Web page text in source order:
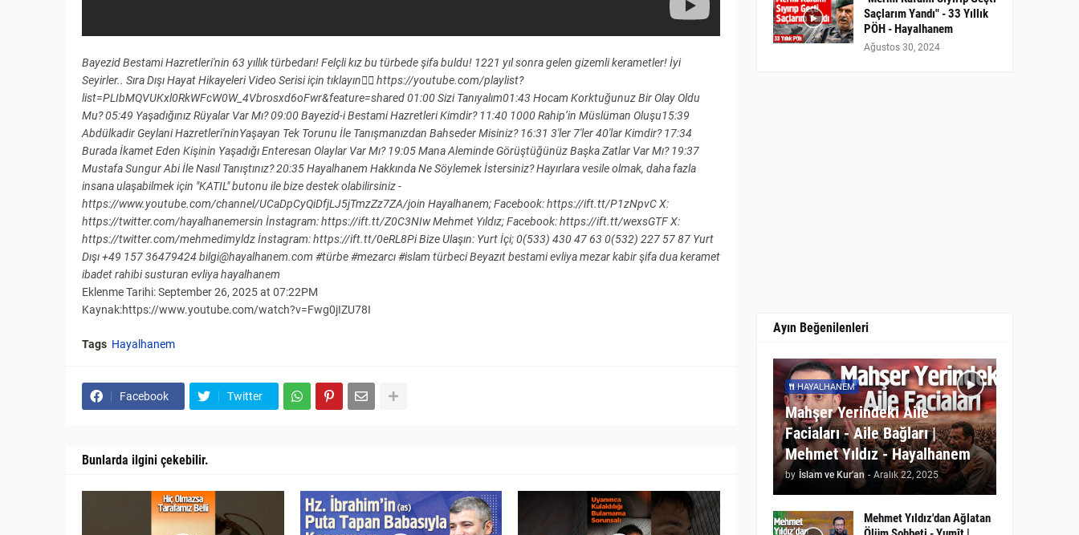
Bayezid Bestami Hazretleri'nin 63 yıllık türbedarı! Felçli kız bu türbede şifa buldu! 1221 yıl sonra gelen gizemli kerametler! İyi
Seyirler.. Sıra Dışı Hayat Hikayeleri Video Serisi için tıklayın👇🏻 https://youtube.com/playlist?
list=PLIbMQVUKxl0RkWFcW0W_4Vbrosxd6oFwr&feature=shared 01:00 Sizi Tanıyalım01:43 Hocam Korktuğunuz Bir Olay Oldu
Mu? 05:49 Yaşadığınız Rüyalar Var Mı? 09:00 Bayezid-i Bestami Hazretleri Kimdir? 11:40 1000 Rahip’in Müslüman Oluşu15:39
Abdülkadir Geylani Hazretleri'ninYaşayan Tek Torunu İle Tanışmanızdan Bahseder Misiniz? 16:31 3'ler 7'ler 40'lar Kimdir? 17:34
Burada İkamet Eden Kişinin Yaşadığı Enteresan Olaylar Var Mı? 19:05 Mana Aleminde Görüştüğünüz Başka Zatlar Var Mı? 19:37
Mustafa Sungur Abi İle Nasıl Tanıştınız? 20:35 Hayalhanem Hakkında Ne Söylemek İstersiniz? Hayırlara vesile olmak, daha fazla
insana ulaşabilmek için "KATIL" butonu ile bize destek olabilirsiniz -
https://www.youtube.com/channel/UCaDpCyQiDfjLJ5jTmzZz7ZA/join Hayalhanem; Facebook: https://ift.tt/P1zNpvC X:
https://twitter.com/hayalhanemersin İnstagram: https://ift.tt/Z0C3NIw Mehmet Yıldız; Facebook: https://ift.tt/wexsGTF X:
https://twitter.com/mehmedimyldz İnstagram: https://ift.tt/0eRL8Pi Bize Ulaşın: Yurt İçi; 0(533) 430 47 63 0(532) 227 57 87 Yurt
Dışı +49 157 36479424 bilgi@hayalhanem.com #türbe #mezarcı #islam türbeci Beyazıt bestami evliya mezar kabir şifa dua keramet
ibadet rahibi susturan evliya hayalhanem
Eklenme Tarihi: September 26, 2025 at 07:22PM
Kaynak:https://www.youtube.com/watch?v=Fwg0jIZU78I
Tags Hayalhanem
Facebook Twitter
Bunlarda ilgini çekebilir.
Saçlarım Yandı" - 33 Yıllık
PÖH - Hayalhanem
Ağustos 30, 2024
Ayın Beğenilenleri
HAYALHANEM
Mahşer Yerindeki Aile
Faciaları - Aile Bağları |
Mehmet Yıldız - Hayalhanem
by İslam ve Kur'an - Aralık 22, 2025
Mehmet Yıldız'dan Ağlatan